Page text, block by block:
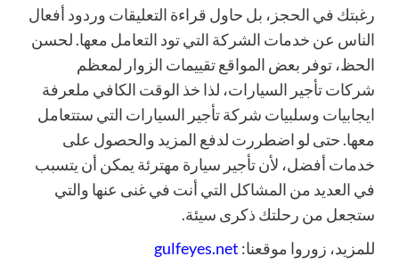
رغبتك في الحجز، بل حاول قراءة التعليقات وردود أفعال
الناس عن خدمات الشركة التي تود التعامل معها. لحسن
الحظ، توفر بعض المواقع تقييمات الزوار لمعظم
شركات تأجير السيارات، لذا خذ الوقت الكافي ملعرفة
ايجابيات وسلبيات شركة تأجير السيارات التي ستتعامل
معها. حتى لو اضطررت لدفع المزيد والحصول على
خدمات أفضل، لأن تأجير سيارة مهترئة يمكن أن يتسبب
في العديد من المشاكل التي أنت في غنى عنها والتي
ستجعل من رحلتك ذكرى سيئة.
للمزيد، زوروا موقعنا: gulfeyes.net